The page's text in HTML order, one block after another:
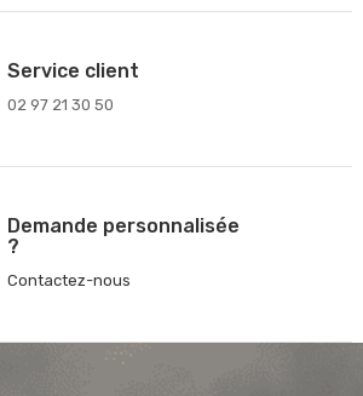
Service client
02 97 21 30 50
Demande personnalisée
?
Contactez-nous